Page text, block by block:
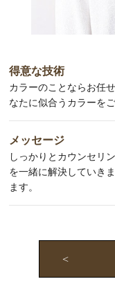
得意な技術
カラーのことならお任
なたに似合うカラーを
メッセージ
しっかりとカウンセリ
を一緒に解決していき
ます。